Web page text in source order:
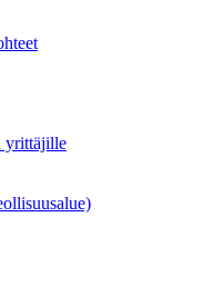
yrittäjille